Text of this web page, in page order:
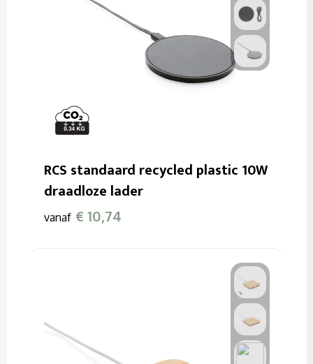
RCS standaard recycled plastic 10W
draadloze lader
vanaf € 10,74